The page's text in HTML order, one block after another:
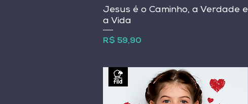
Jesus é o Caminho, a Verdade e
a Vida
Preço
R$ 59,90